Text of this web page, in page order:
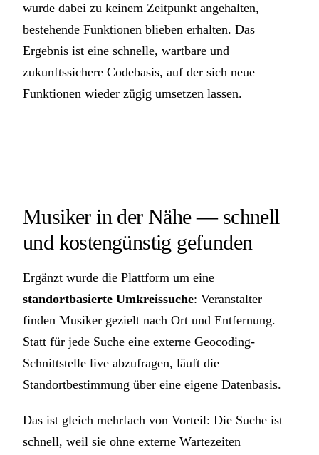
wurde dabei zu keinem Zeitpunkt angehalten,
bestehende Funktionen blieben erhalten. Das
Ergebnis ist eine schnelle, wartbare und
zukunftssichere Codebasis, auf der sich neue
Funktionen wieder zügig umsetzen lassen.
Musiker in der Nähe — schnell
und kostengünstig gefunden
Ergänzt wurde die Plattform um eine
standortbasierte Umkreissuche: Veranstalter
finden Musiker gezielt nach Ort und Entfernung.
Statt für jede Suche eine externe Geocoding-
Schnittstelle live abzufragen, läuft die
Standortbestimmung über eine eigene Datenbasis.
Das ist gleich mehrfach von Vorteil: Die Suche ist
schnell, weil sie ohne externe Wartezeiten